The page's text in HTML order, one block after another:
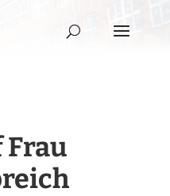
Frau